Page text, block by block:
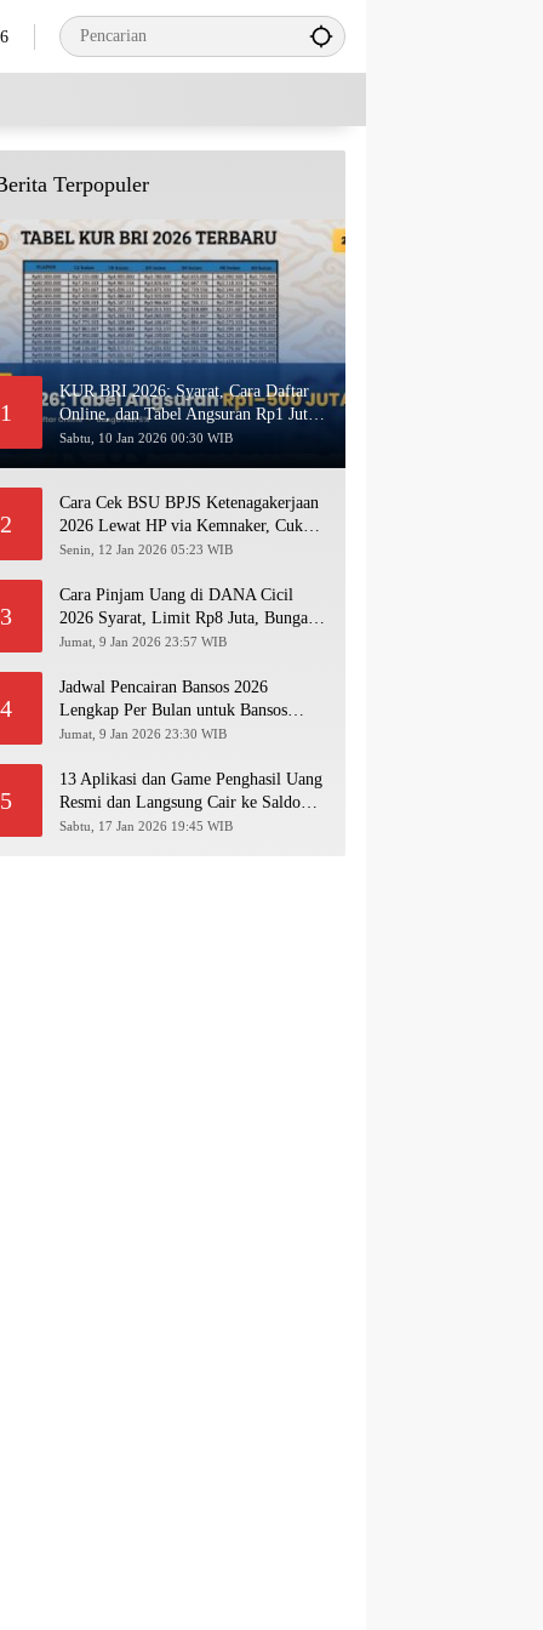
Terpopuler
1
KUR BRI 2026: Syarat, Cara Daftar
Online, dan Tabel Angsuran Rp1 Juta–
500 Juta Terbaru
Sabtu, 10 Jan 2026 00:30 WIB
2
Cara Cek BSU BPJS Ketenagakerjaan
2026 Lewat HP via Kemnaker, Cukup
Pakai NIK KTP!
Senin, 12 Jan 2026 05:23 WIB
3
Cara Pinjam Uang di DANA Cicil
2026 Syarat, Limit Rp8 Juta, Bunga &
Langkah Pengajuan Lengkap
Jumat, 9 Jan 2026 23:57 WIB
4
Jadwal Pencairan Bansos 2026
Lengkap Per Bulan untuk Bansos
PKH, BPNT, PIP, BLT Kesra
Jumat, 9 Jan 2026 23:30 WIB
5
13 Aplikasi dan Game Penghasil Uang
Resmi dan Langsung Cair ke Saldo
Dana 2026
Sabtu, 17 Jan 2026 19:45 WIB